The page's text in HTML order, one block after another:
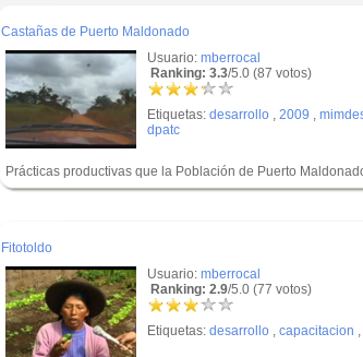
Castañas de Puerto Maldonado
Usuario: mberrocal
Ranking: 3.3/5.0 (87 votos)
Etiquetas: desarrollo , 2009 ,
dpatc
Prácticas productivas que la Población de Puerto
Fitotoldo
Usuario: mberrocal
Ranking: 2.9/5.0 (77 votos)
Etiquetas: desarrollo , capacitacion ,